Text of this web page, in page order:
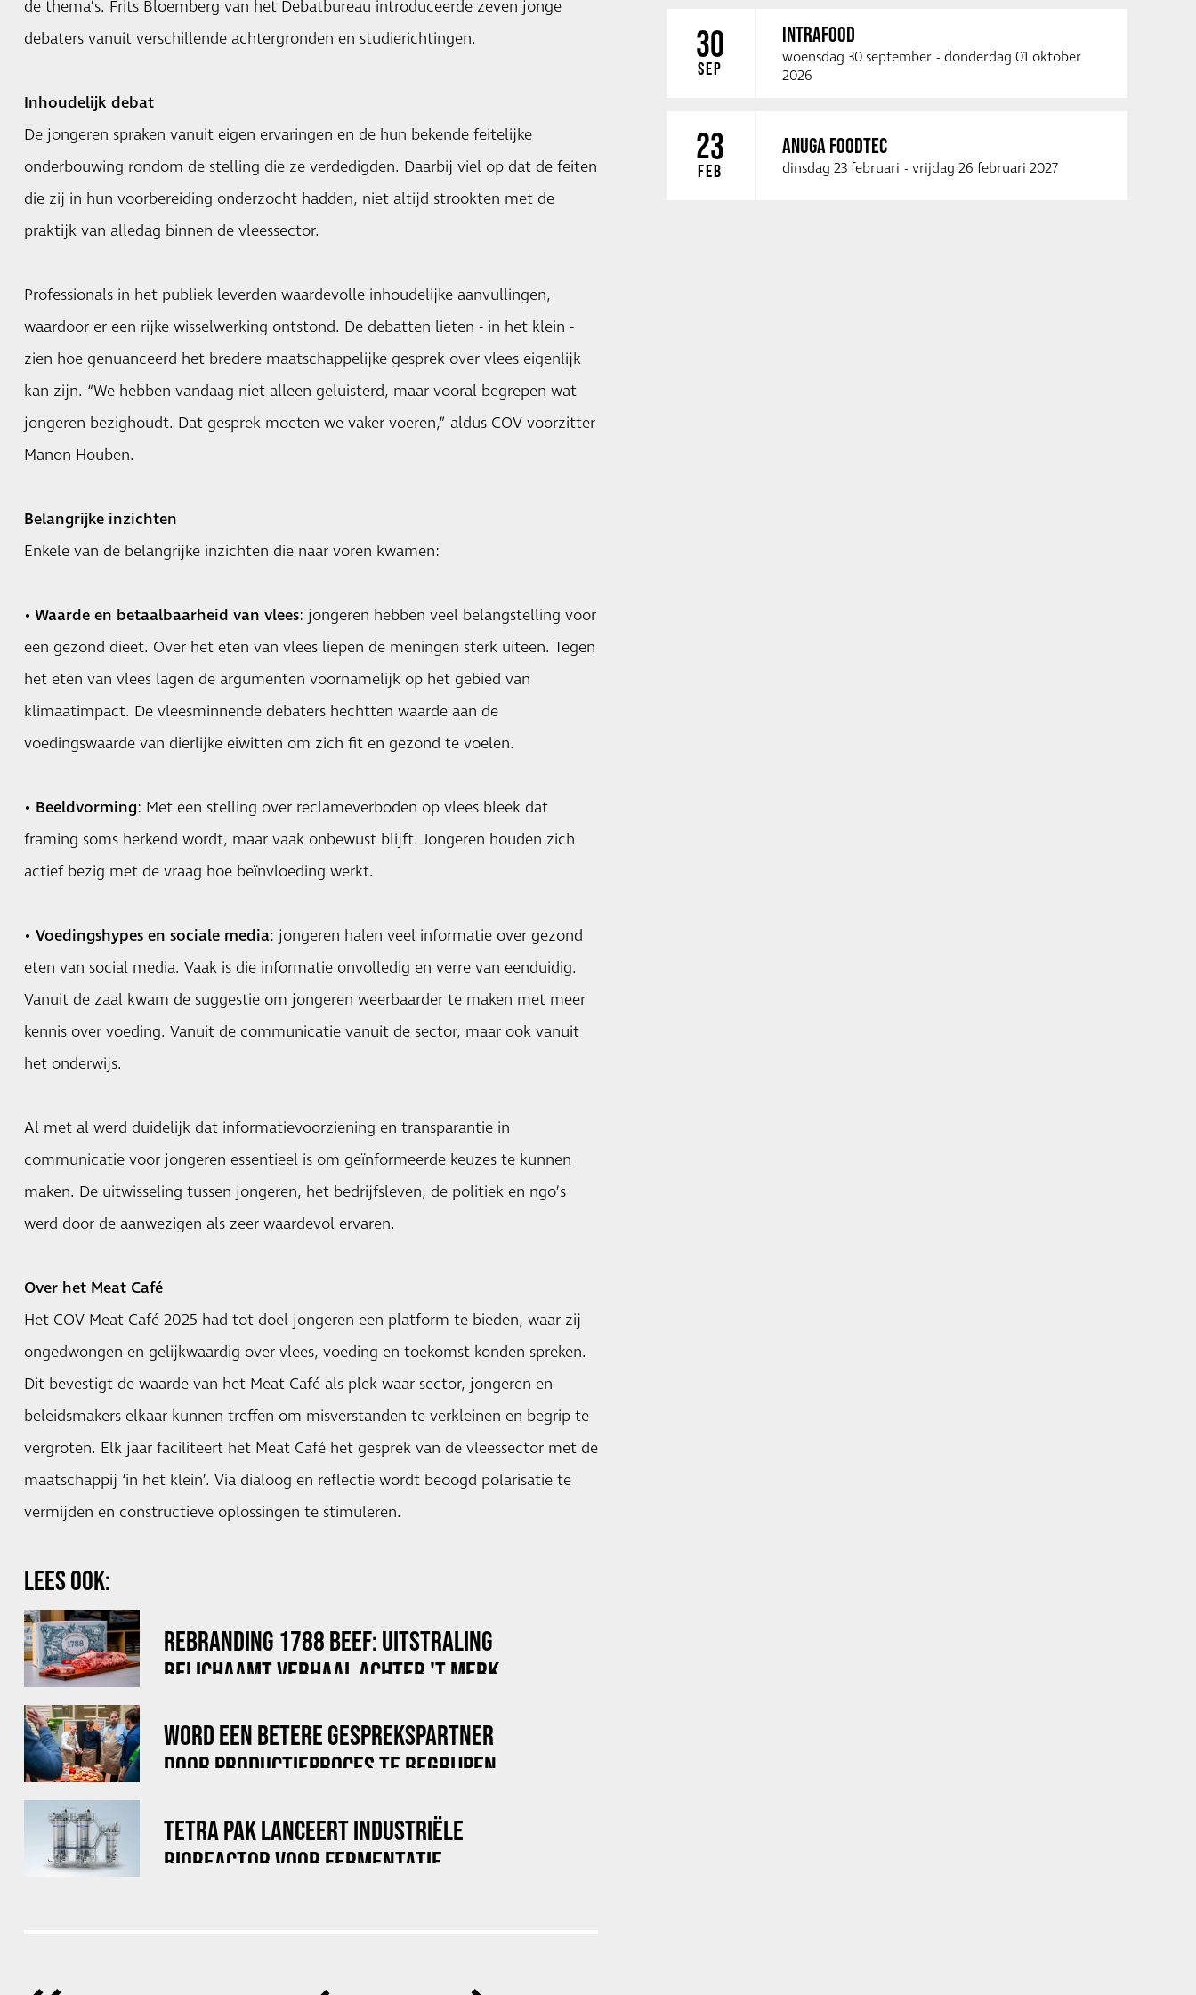
de thema’s. Frits Bloemberg van het Debatbureau introduceerde zeven jonge
debaters vanuit verschillende achtergronden en studierichtingen.
Inhoudelijk debat
De jongeren spraken vanuit eigen ervaringen en de hun bekende feitelijke
onderbouwing rondom de stelling die ze verdedigden. Daarbij viel op dat de feiten
die zij in hun voorbereiding onderzocht hadden, niet altijd strookten met de
praktijk van alledag binnen de vleessector.
Professionals in het publiek leverden waardevolle inhoudelijke aanvullingen,
waardoor er een rijke wisselwerking ontstond. De debatten lieten - in het klein -
zien hoe genuanceerd het bredere maatschappelijke gesprek over vlees eigenlijk
kan zijn. “We hebben vandaag niet alleen geluisterd, maar vooral begrepen wat
jongeren bezighoudt. Dat gesprek moeten we vaker voeren,” aldus COV-voorzitter
Manon Houben.
Belangrijke inzichten
Enkele van de belangrijke inzichten die naar voren kwamen:
• Waarde en betaalbaarheid van vlees: jongeren hebben veel belangstelling voor
een gezond dieet. Over het eten van vlees liepen de meningen sterk uiteen. Tegen
het eten van vlees lagen de argumenten voornamelijk op het gebied van
klimaatimpact. De vleesminnende debaters hechtten waarde aan de
voedingswaarde van dierlijke eiwitten om zich fit en gezond te voelen.
• Beeldvorming: Met een stelling over reclameverboden op vlees bleek dat
framing soms herkend wordt, maar vaak onbewust blijft. Jongeren houden zich
actief bezig met de vraag hoe beïnvloeding werkt.
• Voedingshypes en sociale media: jongeren halen veel informatie over gezond
eten van social media. Vaak is die informatie onvolledig en verre van eenduidig.
Vanuit de zaal kwam de suggestie om jongeren weerbaarder te maken met meer
kennis over voeding. Vanuit de communicatie vanuit de sector, maar ook vanuit
het onderwijs.
Al met al werd duidelijk dat informatievoorziening en transparantie in
communicatie voor jongeren essentieel is om geïnformeerde keuzes te kunnen
maken. De uitwisseling tussen jongeren, het bedrijfsleven, de politiek en ngo’s
werd door de aanwezigen als zeer waardevol ervaren.
Over het Meat Café
Het COV Meat Café 2025 had tot doel jongeren een platform te bieden, waar zij
ongedwongen en gelijkwaardig over vlees, voeding en toekomst konden spreken.
Dit bevestigt de waarde van het Meat Café als plek waar sector, jongeren en
beleidsmakers elkaar kunnen treffen om misverstanden te verkleinen en begrip te
vergroten. Elk jaar faciliteert het Meat Café het gesprek van de vleessector met de
maatschappij ‘in het klein’. Via dialoog en reflectie wordt beoogd polarisatie te
vermijden en constructieve oplossingen te stimuleren.
LEES OOK:
REBRANDING 1788 BEEF: UITSTRALING
BELICHAAMT VERHAAL ACHTER 'T MERK
WORD EEN BETERE GESPREKSPARTNER
DOOR PRODUCTIEPROCES TE BEGRIJPEN
TETRA PAK LANCEERT INDUSTRIËLE
BIOREACTOR VOOR FERMENTATIE
30
SEP
INTRAFOOD
woensdag 30 september - donderdag 01 oktober
2026
23
FEB
ANUGA FOODTEC
dinsdag 23 februari - vrijdag 26 februari 2027